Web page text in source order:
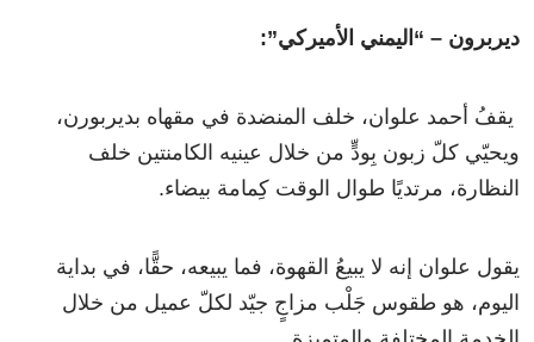
ديربرون – “اليمني الأميركي”:
يقفُ أحمد علوان، خلف المنضدة في مقهاه بديربورن،
ويحيّي كلّ زبون بِودٍّ من خلال عينيه الكامنتين خلف
النظارة، مرتديًا طوال الوقت كِمامة بيضاء.
يقول علوان إنه لا يبيعُ القهوة، فما يبيعه، حقًّا، في بداية
اليوم، هو طقوس جَلْب مزاجٍ جيّد لكلّ عميل من خلال